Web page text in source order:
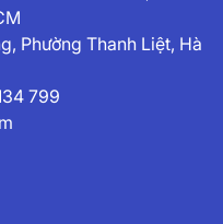
Phường Thanh Liệt, Hà
799